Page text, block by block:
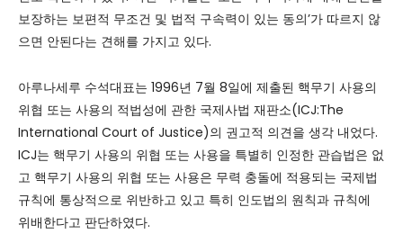
보장하는 보편적 무조건 및 법적 구속력이 있는 동의’가 따르지 않
으면 안된다는 견해를 가지고 있다.
아루나세루 수석대표는 1996년 7월 8일에 제출된 핵무기 사용의
위협 또는 사용의 적법성에 관한 국제사법 재판소(ICJ:The
International Court of Justice)의 권고적 의견을 생각 내었다.
ICJ는 핵무기 사용의 위협 또는 사용을 특별히 인정한 관습법은 없
고 핵무기 사용의 위협 또는 사용은 무력 충돌에 적용되는 국제법
규칙에 통상적으로 위반하고 있고 특히 인도법의 원칙과 규칙에
위배한다고 판단하였다.